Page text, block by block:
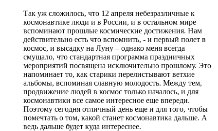
Так уж сложилось, что 12 апреля небезразличные к
космонавтике люди и в России, и в остальном мире
вспоминают прошлые космические достижения. Нам
действительно есть что вспомнить, - и первый полет в
космос, и высадку на Луну – однако меня всегда
смущало, что стандартная программа праздничных
мероприятий посвящена исключительно прошлому. Это
напоминает то, как старики перелистывают ветхие
альбомы, вспоминая славную молодость. Между тем,
продвижение людей в космос только началось, и для
космонавтики все самое интересное еще впереди.
Поэтому сегодня отличный день еще и для того, чтобы
помечтать о том, какой станет космонавтика дальше. А
ведь дальше будет куда интереснее.